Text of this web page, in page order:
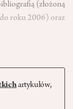
(złożoną
roku 2006) oraz
artykułów,